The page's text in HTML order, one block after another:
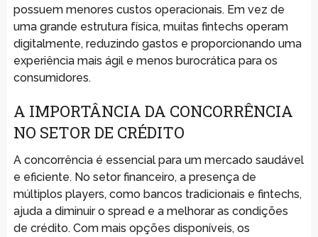
possuem menores custos operacionais. Em vez de
uma grande estrutura física, muitas fintechs operam
digitalmente, reduzindo gastos e proporcionando uma
experiência mais ágil e menos burocrática para os
consumidores.
A IMPORTÂNCIA DA CONCORRÊNCIA
NO SETOR DE CRÉDITO
A concorrência é essencial para um mercado saudável
e eficiente. No setor financeiro, a presença de
múltiplos players, como bancos tradicionais e fintechs,
ajuda a diminuir o spread e a melhorar as condições
de crédito. Com mais opções disponíveis, os